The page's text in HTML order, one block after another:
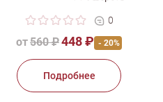
от560 ₽448 ₽ - 20%
Вес мотка 50 г
Длина нити 100 м
Производитель Schulana
0
Подробнее